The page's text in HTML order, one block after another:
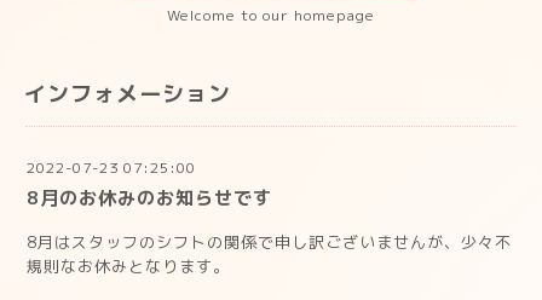
Welcome to our homepage
インフォメーション
2022-07-23 07:25:00
8月のお休みのお知らせです
8月はスタッフのシフトの関係で申し訳ございませんが、少々不
規則なお休みとなります。